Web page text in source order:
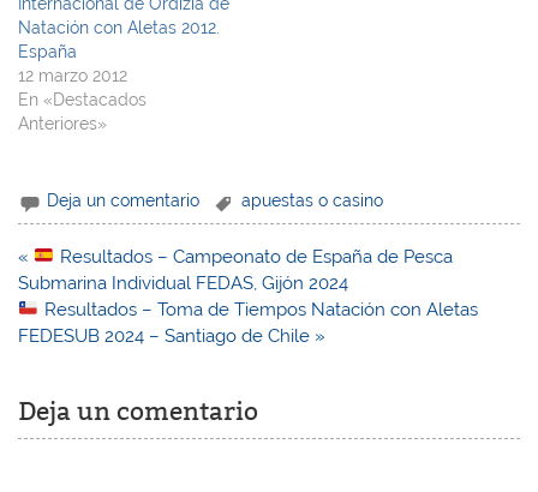
Internacional de Ordizia de
Natación con Aletas 2012.
España
12 marzo 2012
En «Destacados
Anteriores»
Deja un comentario apuestas o casino
Navegación
de
entradas
«
Resultados – Campeonato de España de Pesca
Submarina Individual FEDAS, Gijón 2024
Resultados – Toma de Tiempos Natación con Aletas
FEDESUB 2024 – Santiago de Chile »
Deja un comentario